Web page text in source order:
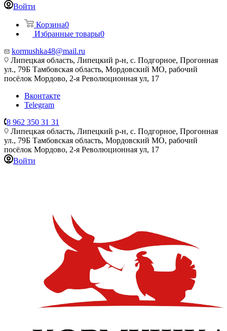
Войти
Корзина0
Избранные товары0
kormushka48@mail.ru
Липецкая область, Липецкий р-н, с. Подгорное, Прогонная
ул., 79Б Тамбовская область, Мордовский МО, рабочий
посёлок Мордово, 2-я Революционная ул, 17
Вконтакте
Telegram
8 962 350 31 31
Липецкая область, Липецкий р-н, с. Подгорное, Прогонная
ул., 79Б Тамбовская область, Мордовский МО, рабочий
посёлок Мордово, 2-я Революционная ул, 17
Войти